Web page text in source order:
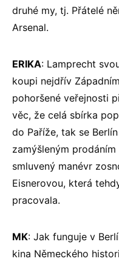
druhé my, tj. Přátelé
Arsenal.
ERIKA: Lamprecht
koupi nejdřív
pohoršené veřejnosti
věc, že celá sbírka
do Paříže, tak se
zamýšleným
smluvený manévr
Eisnerovou, která
pracovala.
MK: Jak funguje v
kina Německého